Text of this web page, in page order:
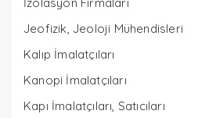
Jeofizik, Jeoloji Mühendisleri
Kalıp İmalatçıları
Kanopi İmalatçıları
Kapı İmalatçıları, Satıcıları